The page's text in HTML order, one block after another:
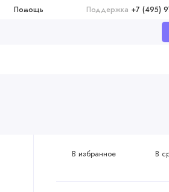
Помощь Поддержка +7 (495)
В избранное В